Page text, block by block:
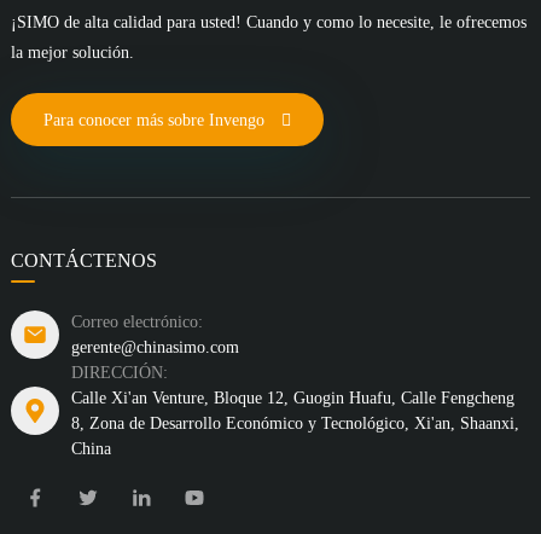
¡SIMO de alta calidad para usted! Cuando y como lo necesite, le ofrecemos
la mejor solución.
Para conocer más sobre Invengo
CONTÁCTENOS
Correo electrónico:
gerente@chinasimo.com
DIRECCIÓN:
Calle Xi'an Venture, Bloque 12, Guogin Huafu, Calle Fengcheng
8, Zona de Desarrollo Económico y Tecnológico, Xi'an, Shaanxi,
China